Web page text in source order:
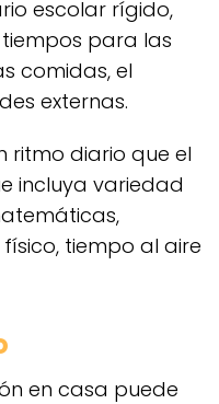
escolar rígido,
para las
comidas, el
externas.
ritmo diario que el
incluya variedad
tiempo al aire
en casa puede